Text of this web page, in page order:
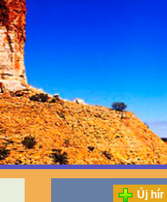
Új hír